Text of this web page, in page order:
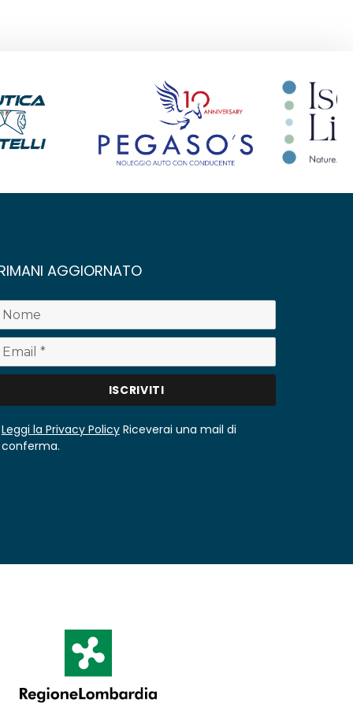
AGGIORNATO
Leggi la Privacy PolicyRiceverai una mail di
conferma.